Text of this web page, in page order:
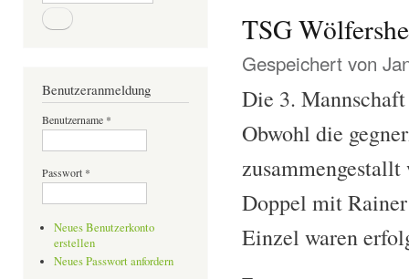
Benutzeranmeldung
Benutzername *
Passwort *
Neues Benutzerkonto
erstellen
Neues Passwort anfordern
TSG
Gespeichert von
Die 3.
Obwohl die
Doppel mit
Einzel waren